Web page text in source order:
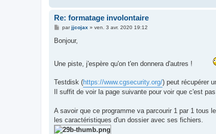
Re: formatage involontaire
M
s
e
parjjcojax » ven. 3 avr. 2020 19:12
Bonjour,
Une piste, j'espère qu'on t'en donnera d'autres !
Testdisk (https://www.cgsecurity.org/) peut récupérer
Il suffit de voir la page suivante pour voir que c'est
A savoir que ce programme va parcourir 1 par 1 tous
les caractéristiques d'un dossier avec ses fichiers.